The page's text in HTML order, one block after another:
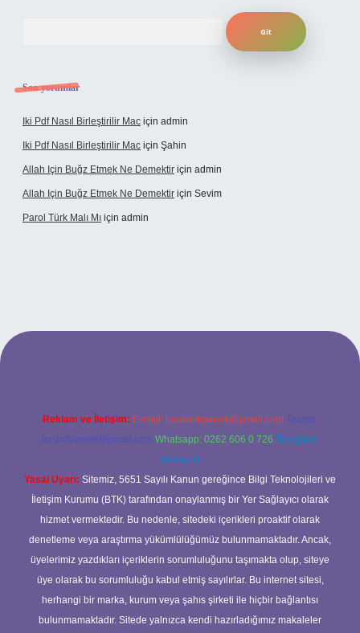
Son yorumlar
Iki Pdf Nasıl Birleştirilir Mac için admin
Iki Pdf Nasıl Birleştirilir Mac için Şahin
Allah Için Buğz Etmek Ne Demektir için admin
Allah Için Buğz Etmek Ne Demektir için Sevim
Parol Türk Malı Mı için admin
Reklam ve İletişim: E-mail: backlinkpaneli@gmail.com Teams:
forumhizmeti@gmail.com Whatsapp: 0262 606 0 726 Telegram:
@karabul
Yasal Uyarı: Sitemiz, 5651 Sayılı Kanun gereğince Bilgi Teknolojileri ve
İletişim Kurumu (BTK) tarafından onaylanmış bir Yer Sağlayıcı olarak
hizmet vermektedir. Bu nedenle, sitedeki içerikleri proaktif olarak
denetleme veya araştırma yükümlülüğümüz bulunmamaktadır. Ancak,
üyelerimiz yazdıkları içeriklerin sorumluluğunu taşımakta olup, siteye
üye olarak bu sorumluluğu kabul etmiş sayılırlar. Bu internet sitesi,
herhangi bir marka, kurum veya şahıs şirketi ile hiçbir bağlantısı
bulunmamaktadır. Sitede yalnızca kendi hazırladığımız makaleler